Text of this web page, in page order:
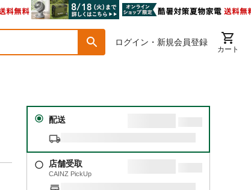
ログイン・新規会員登録
カート
配送
店舗受取
CAINZ PickUp